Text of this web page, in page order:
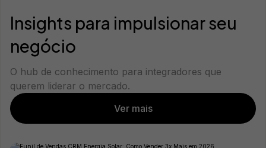
Insights para impulsionar seu
negócio
O hub de conhecimento para integradores que
querem liderar o mercado.
Ver mais